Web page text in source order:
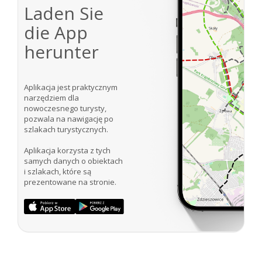
Laden Sie
die App
herunter
Aplikacja jest praktycznym
narzędziem dla
nowoczesnego turysty,
pozwala na nawigację po
szlakach turystycznych.
Aplikacja korzysta z tych
samych danych o obiektach
i szlakach, które są
prezentowane na stronie.